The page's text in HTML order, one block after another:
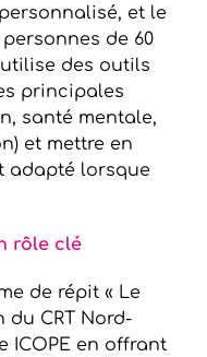
et le
de 60
des outils
principales
santé mentale,
et mettre en
adapté lorsque
rôle clé
de répit « Le
du CRT Nord-
ICOPE en offrant